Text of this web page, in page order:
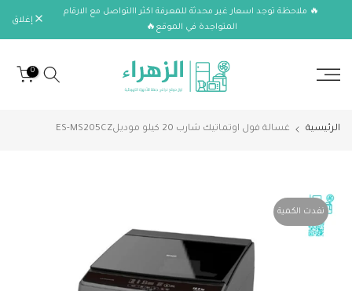
الانتقال🔥 ملاحظة توجد اسعار غير محدثة للمعرفة اكثر االتواصل مع الارقام
المتواجدة في الموقع🔥
إغلاق
0
الرئيسية غسالة فول اوتماتيك شارب 20 كيلو موديلES-MS205CZ
نفدت الكمية